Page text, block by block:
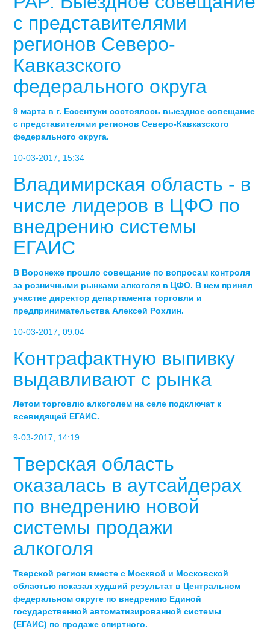
с представителями
регионов Северо-
Кавказского
федерального округа
9 марта в г. Ессентуки состоялось выездное совещание
с представителями регионов Северо-Кавказского
федерального округа.
10-03-2017, 15:34
Владимирская область - в
числе лидеров в ЦФО по
внедрению системы
ЕГАИС
В Воронеже прошло совещание по вопросам контроля
за розничными рынками алкоголя в ЦФО. В нем принял
участие директор департамента торговли и
предпринимательства Алексей Рохлин.
10-03-2017, 09:04
Контрафактную выпивку
выдавливают с рынка
Летом торговлю алкоголем на селе подключат к
всевидящей ЕГАИС.
9-03-2017, 14:19
Тверская область
оказалась в аутсайдерах
по внедрению новой
системы продажи
алкоголя
Тверской регион вместе с Москвой и Московской
областью показал худший результат в Центральном
федеральном округе по внедрению Единой
государственной автоматизированной системы
(ЕГАИС) по продаже спиртного.